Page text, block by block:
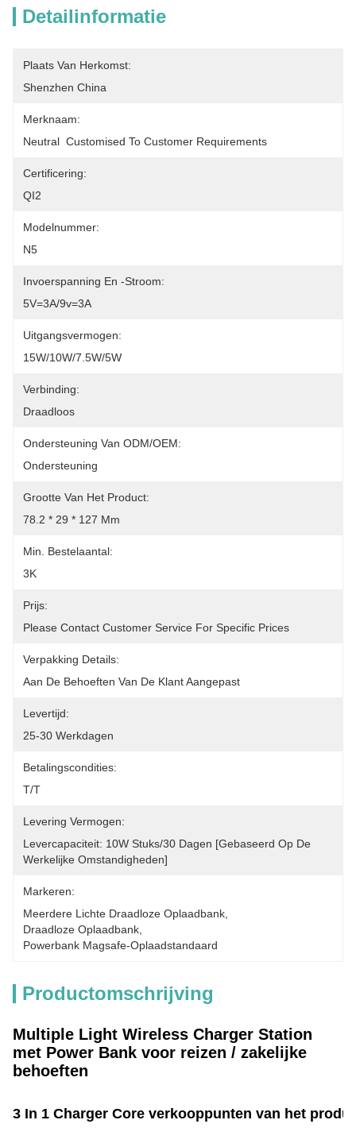
Detailinformatie
Plaats Van Herkomst:
Shenzhen China
Merknaam:
Neutral  Customised To Customer Requirements
Certificering:
QI2
Modelnummer:
N5
Invoerspanning En -stroom:
5V=3A/9v=3A
Uitgangsvermogen:
15W/10W/7.5W/5W
Verbinding:
Draadloos
Ondersteuning Van ODM/OEM:
Ondersteuning
Grootte Van Het Product:
78.2 * 29 * 127 Mm
Min. Bestelaantal:
3K
Prijs:
Please Contact Customer Service For Specific Prices
Verpakking Details:
Aan De Behoeften Van De Klant Aangepast
Levertijd:
25-30 Werkdagen
Betalingscondities:
T/T
Levering Vermogen:
Levercapaciteit: 10W Stuks/30 Dagen [gebaseerd Op De
Werkelijke Omstandigheden]
Markeren:
Meerdere Lichte Draadloze Oplaadbank
Draadloze Oplaadbank
Powerbank Magsafe-Oplaadstandaard
Productomschrijving
Multiple Light Wireless Charger Station
met Power Bank voor reizen / zakelijke
behoeften
3 In 1 Charger Core verkooppunten van het